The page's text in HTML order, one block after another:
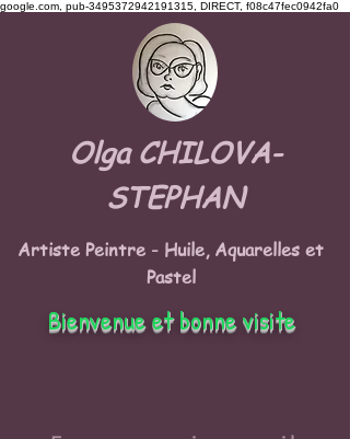
google.com, pub-3495372942191315, DIRECT, f08c47fec0942fa0
Olga CHILOVA-
STEPHAN
Artiste Peintre - Huile, Aquarelles et
Pastel
Bienvenue et bonne visite